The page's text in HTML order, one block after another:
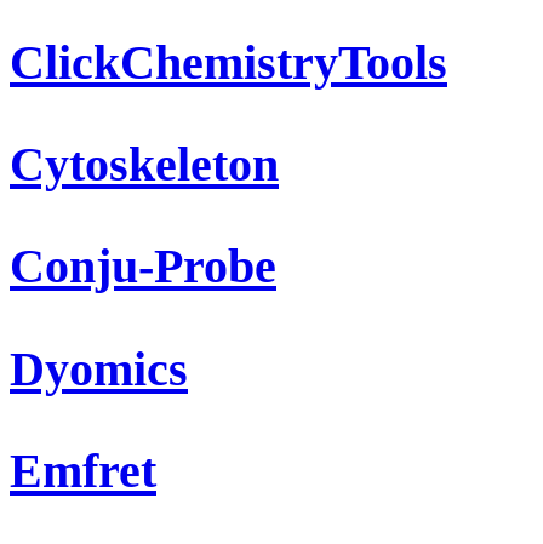
ClickChemistryTools
Cytoskeleton
Conju-Probe
Dyomics
Emfret